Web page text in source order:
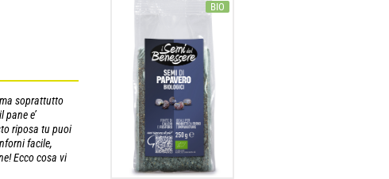
soprattutto
e’
riposa tu puoi
facile,
Ecco cosa vi
BIO